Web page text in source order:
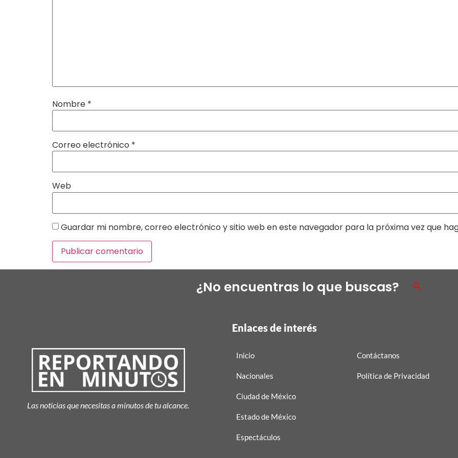
Nombre *
Correo electrónico *
Web
Guardar mi nombre, correo electrónico y sitio web en este navegador para la próxima vez que
¿No encuentras lo que buscas?
Las noticias que necesitas a minutos de tu alcance.
Enlaces de interés
Inicio
Nacionales
Ciudad de México
Estado de México
Espectáculos
Contáctanos
Política de Privacidad